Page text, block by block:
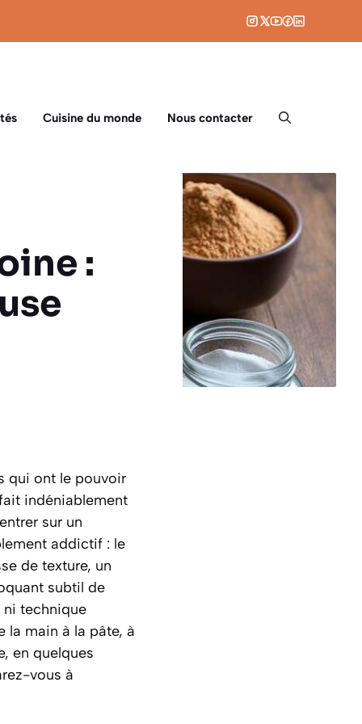
Cuisine du monde Nous contacter
:
qui ont le pouvoir
indéniablement
sur un
addictif : le
de texture, un
subtil de
ni technique
la main à la pâte, à
en quelques
vous à